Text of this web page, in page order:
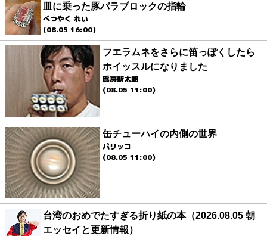
皿に乗った豚バラブロックの指輪
べつやく れい
(08.05 16:00)
フエラムネをさらに笛っぽくしたら
ホイッスルになりました
爲房新太朗
(08.05 11:00)
缶チューハイの内側の世界
パリッコ
(08.05 11:00)
台湾のおめでたすぎる折り紙の本（2026.08.05 朝
エッセイと更新情報）